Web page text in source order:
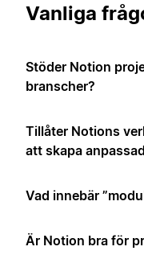
Vanliga
Stöder Notion
branscher?
Tillåter Notions
att skapa
Vad innebär
Är Notion bra för